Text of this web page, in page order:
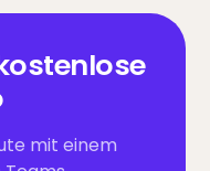
mit einem